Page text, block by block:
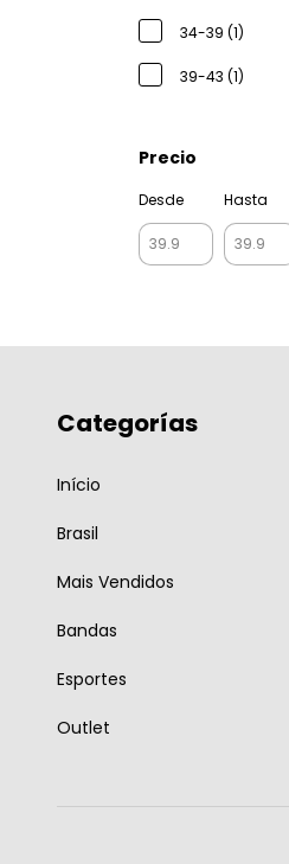
34-39 (1)
39-43 (1)
Precio
Desde Hasta
Categorías
Início
Brasil
Mais Vendidos
Bandas
Esportes
Outlet